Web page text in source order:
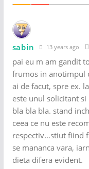
sabin 13 years ago
pai eu m am gandit
frumos in anotimpul
ai de facut, spre ex.
este unul solicitant
bla bla bla. stand
ceea ce nu este
respectiv…stiut fiind
se mananca vara,
dieta difera evident.